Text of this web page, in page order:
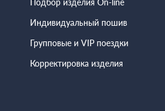
Подбор изделия On-line
Индивидуальный пошив
Групповые и VIP поездки
Корректировка изделия